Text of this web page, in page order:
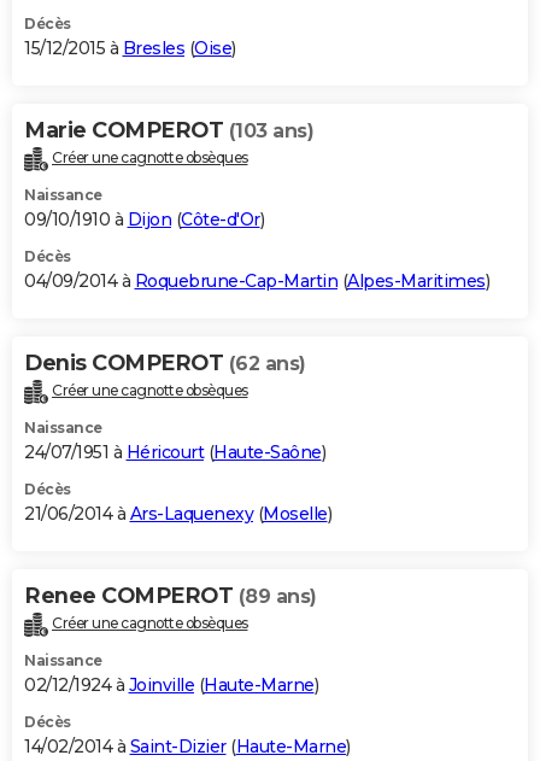
Décès
15/12/2015 à Bresles (Oise)
Marie COMPEROT (103 ans)
Créer une cagnotte obsèques
Naissance
09/10/1910 à Dijon (Côte-d'Or)
Décès
04/09/2014 à Roquebrune-Cap-Martin (Alpes-Maritimes)
Denis COMPEROT (62 ans)
Créer une cagnotte obsèques
Naissance
24/07/1951 à Héricourt(Haute-Saône)
Décès
21/06/2014 à Ars-Laquenexy(Moselle)
Renee COMPEROT (89 ans)
Créer une cagnotte obsèques
Naissance
02/12/1924 à Joinville (Haute-Marne)
Décès
14/02/2014 à Saint-Dizier(Haute-Marne)